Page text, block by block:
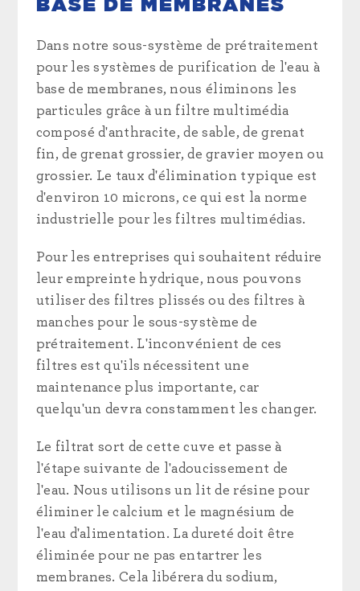
BASE DE MEMBRANES
Dans notre sous-système de prétraitement
pour les systèmes de purification de l'eau à
base de membranes, nous éliminons les
particules grâce à un filtre multimédia
composé d'anthracite, de sable, de grenat
fin, de grenat grossier, de gravier moyen ou
grossier. Le taux d'élimination typique est
d'environ 10 microns, ce qui est la norme
industrielle pour les filtres multimédias.
Pour les entreprises qui souhaitent réduire
leur empreinte hydrique, nous pouvons
utiliser des filtres plissés ou des filtres à
manches pour le sous-système de
prétraitement. L'inconvénient de ces
filtres est qu'ils nécessitent une
maintenance plus importante, car
quelqu'un devra constamment les changer.
Le filtrat sort de cette cuve et passe à
l'étape suivante de l'adoucissement de
l'eau. Nous utilisons un lit de résine pour
éliminer le calcium et le magnésium de
l'eau d'alimentation. La dureté doit être
éliminée pour ne pas entartrer les
membranes. Cela libérera du sodium,